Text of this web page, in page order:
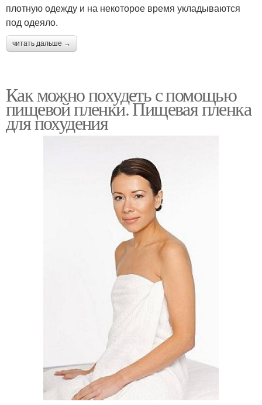
плотную одежду и на некоторое время укладываются
под одеяло.
читать дальше →
Как можно похудеть с помощью
пищевой пленки. Пищевая пленка
для похудения